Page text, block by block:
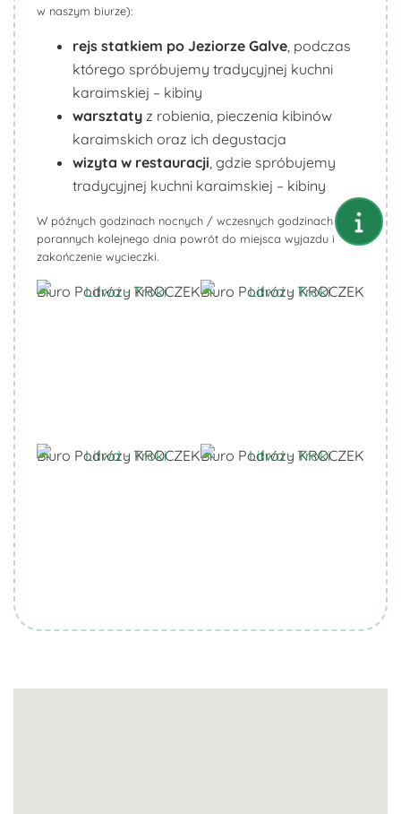
w naszym biurze):
rejs statkiem po Jeziorze Galve, podczas
którego spróbujemy tradycyjnej kuchni
karaimskiej – kibiny
warsztaty z robienia, pieczenia kibinów
karaimskich oraz ich degustacja
wizyta w restauracji, gdzie spróbujemy
tradycyjnej kuchni karaimskiej – kibiny
W późnych godzinach nocnych / wczesnych godzinach
porannych kolejnego dnia powrót do miejsca wyjazdu i
zakończenie wycieczki.
Biuro Podróży KROCZEKBiuro Podróży KROCZEK
Biuro Podróży KROCZEKBiuro Podróży KROCZEK